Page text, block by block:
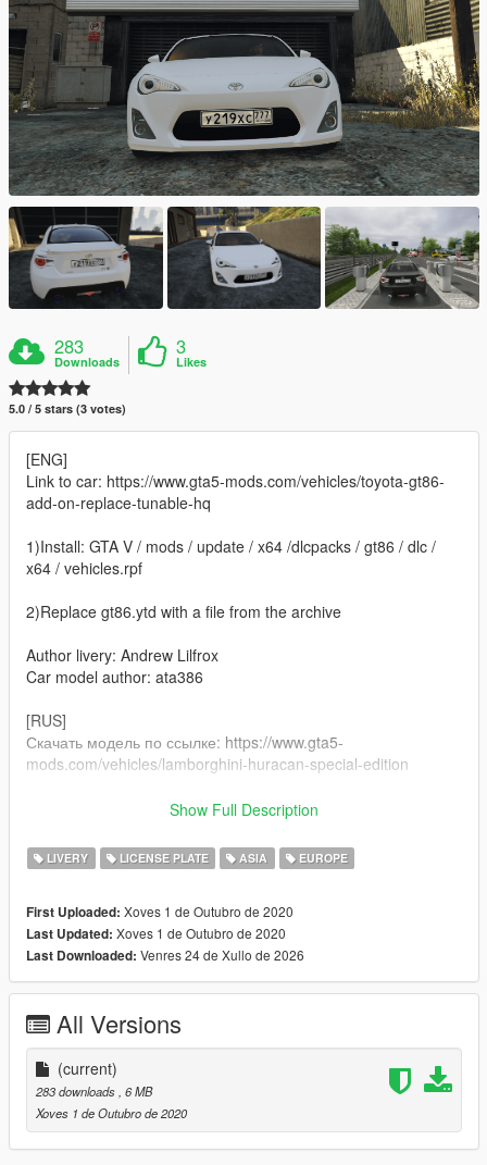
283
Downloads
3
Likes
5.0 / 5 stars (3 votes)
[ENG]
Link to car: https://www.gta5-mods.com/vehicles/toyota-gt86-
add-on-replace-tunable-hq
1)Install: GTA V / mods / update / x64 /dlcpacks / gt86 / dlc /
x64 / vehicles.rpf
2)Replace gt86.ytd with a file from the archive
Author livery: Andrew Lilfrox
Car model author: ata386
[RUS]
Скачать модель по ссылке: https://www.gta5-
mods.com/vehicles/lamborghini-huracan-special-edition
1)Путь установки: GTA V / mods / update / x64 /dlcpacks / gt86
2)Заменить файл gt86.ytd на тот что в архиве
Автор работы: Andrew Lilfrox
Автор модели: ata386
Show Full Description
LIVERY LICENSE PLATE ASIA EUROPE
First Uploaded: Xoves 1 de Outubro de 2020
Last Updated: Xoves 1 de Outubro de 2020
Last Downloaded: Venres 24 de Xullo de 2026
All Versions
(current)
283 downloads , 6 MB
Xoves 1 de Outubro de 2020